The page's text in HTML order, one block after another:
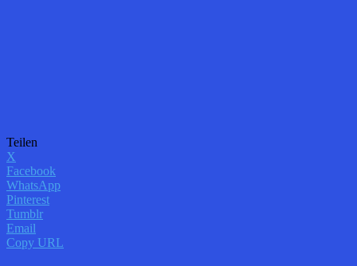
Teilen
X
Facebook
WhatsApp
Pinterest
Tumblr
Email
Copy URL